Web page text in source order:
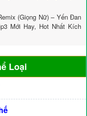
(Giọng Nữ) – Yến Đan
Mới Hay, Hot Nhất Kích
Loại